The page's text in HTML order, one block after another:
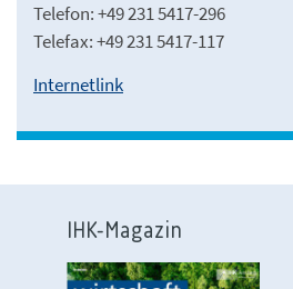
Telefon: +49 231 5417-296
Telefax: +49 231 5417-117
Internetlink
IHK-Magazin